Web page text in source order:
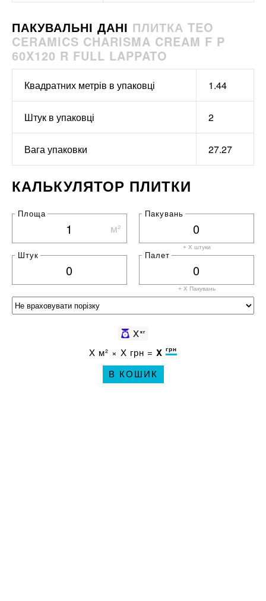
ПАКУВАЛЬНІ ДАНІ ПЛИТКА TEO
CERAMICS CHARISMA CREAM F P
60X120 R FULL LAPPATO
Квадратних метрів в упаковці 1.44
Штук в упаковці 2
Вага упаковки 27.27
КАЛЬКУЛЯТОР ПЛИТКИ
Площа
м²
Пакувань
+ X штуки
Штук Палет
+ X Пакувань
Xкг
X м² × X грн = X грн
В КОШИК